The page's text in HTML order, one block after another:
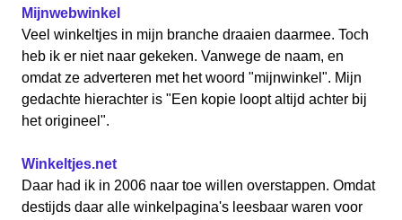
Mijnwebwinkel
Veel winkeltjes in mijn branche draaien daarmee. Toch
heb ik er niet naar gekeken. Vanwege de naam, en
omdat ze adverteren met het woord "mijnwinkel". Mijn
gedachte hierachter is "Een kopie loopt altijd achter bij
het origineel".
Winkeltjes.net
Daar had ik in 2006 naar toe willen overstappen. Omdat
destijds daar alle winkelpagina's leesbaar waren voor